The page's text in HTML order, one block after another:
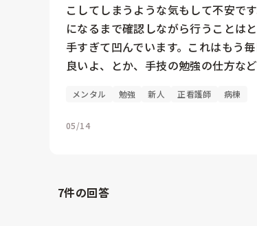
こしてしまうような気もして不安で
になるまで確認しながら行うことは
手すぎて凹んでいます。これはもう
メンタル 勉強 新人 正看護師 病棟
05/14
7件の回答